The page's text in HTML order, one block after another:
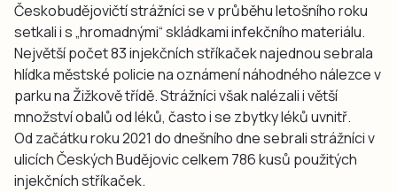
Českobudějovičtí strážníci se v průběhu letošního roku
setkali i s „hromadnými“ skládkami infekčního materiálu.
Největší počet 83 injekčních stříkaček najednou sebrala
hlídka městské policie na oznámení náhodného nálezce v
parku na Žižkově třídě. Strážníci však nalézali i větší
množství obalů od léků, často i se zbytky léků uvnitř.
Od začátku roku 2021 do dnešního dne sebrali strážníci v
ulicích Českých Budějovic celkem 786 kusů použitých
injekčních stříkaček.